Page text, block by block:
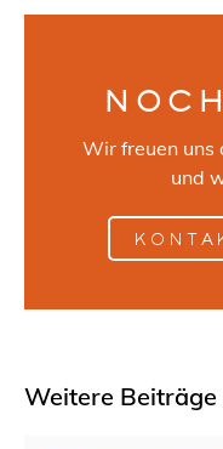
Wir freuen uns
und
Weitere Beiträge